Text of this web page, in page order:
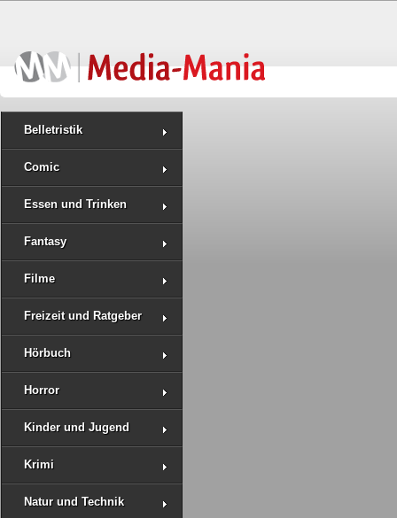
Belletristik
Comic
Essen und Trinken
Fantasy
Filme
Freizeit und Ratgeber
Hörbuch
Horror
Kinder und Jugend
Krimi
Natur und Technik